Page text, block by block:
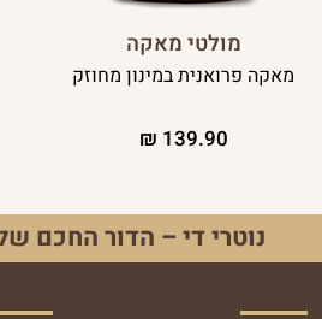
מולטי מאקה
מאקה פרואנית במינון מחוזק
139.90
₪
נוטרי די – הדור החכם